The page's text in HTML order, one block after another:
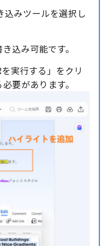
込みツールを選択し
込み可能です。
実行する」をクリ
要があります。